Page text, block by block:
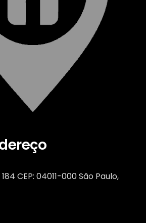
CEP: 04011-000 São Paulo,